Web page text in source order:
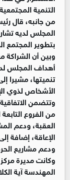
التنمية
من جانبه، قال
المجلس لديه
بتطوير المجتمع
وبين أن
أهداف المجلس
تنميتها، مشيرا
الأشخاص لذوي
وتتضمن
من الفروع
العقبة، ودعم
الإعاقة، إضافة
ودعم مشاريع
وكانت مديرة
المهندسة آية